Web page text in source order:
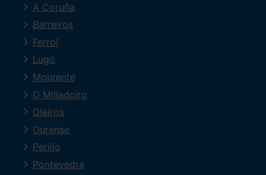
A Coruña
Barreiros
Ferrol
Lugo
Mourente
O Milladoiro
Oleiros
Ourense
Perillo
Pontevedra